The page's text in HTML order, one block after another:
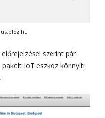
szerint pár
IoT eszköz könnyíti